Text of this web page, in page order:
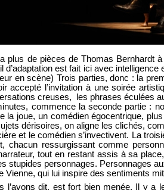
a plus de pièces de Thomas Bernhardt
d’adaptation est fait ici avec
en scène) Trois parties, donc : la
accepté l’invitation à une soirée
creuses, les phrases éculées
commence la seconde partie :
la joue, un comédien égocentrique,
dérisoires, on aligne les clichés,
et le comédien s’invectivent. La
chacun ressurgissant comme
tout en restant assis à sa
stupides personnages. Personnages
Vienne, qui lui inspire des sentiments
l’avons dit, est fort bien menée. Il y